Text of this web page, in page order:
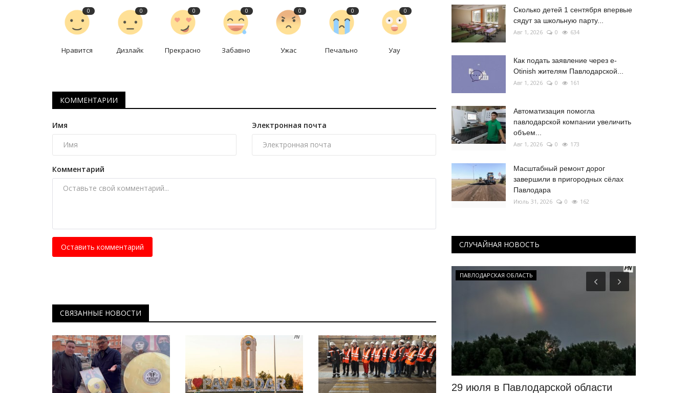
0
Нравится
0
Дизлайк
0
Прекрасно
0
Забавно
0
Ужас
0
Печально
0
Уау
КОММЕНТАРИИ
Имя Электронная почта
Комментарий
Оставить комментарий
СВЯЗАННЫЕ НОВОСТИ
Сколько детей 1 сентября впервые
сядут за школьную парту...
Авг 1, 2026 0 634
Как подать заявление через e-
Otinish жителям Павлодарской...
Авг 1, 2026 0 161
Автоматизация помогла
павлодарской компании увеличить
объем...
Авг 1, 2026 0 173
Масштабный ремонт дорог
завершили в пригородных сёлах
Павлодара
Июль 31, 2026 0 162
СЛУЧАЙНАЯ НОВОСТЬ
стала
В Павлодарской области
Ремонт спорткомплекса «Баянтау» в
ПАВЛОДАРСКАЯ ОБЛАСТЬ
29 июля в Павлодарской области